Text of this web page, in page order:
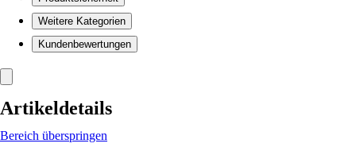
Weitere Kategorien
Kundenbewertungen
Artikeldetails
Bereich überspringen